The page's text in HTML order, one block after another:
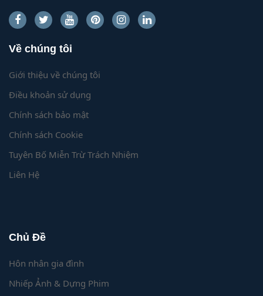
Về chúng tôi
Giới thiệu về chúng tôi
Điều khoản sử dụng
Chính sách bảo mật
Chính sách Cookie
Tuyên Bố Miễn Trừ Trách Nhiệm
Liên Hệ
Chủ Đề
Hôn nhân gia đình
Nhiếp Ảnh & Dựng Phim